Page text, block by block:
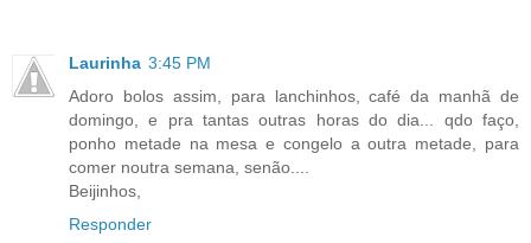
Laurinha 3:45 PM
Adoro bolos assim, para lanchinhos, café da manhã de
domingo, e pra tantas outras horas do dia... qdo faço,
ponho metade na mesa e congelo a outra metade, para
comer noutra semana, senão....
Beijinhos,
Responder